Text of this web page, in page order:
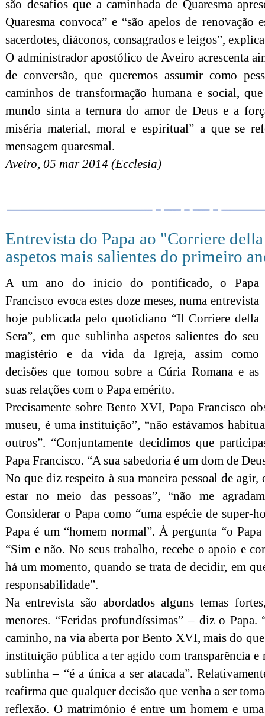
são desafios que a caminhada de Quaresma
Quaresma convoca” e “são apelos de renovação
sacerdotes, diáconos, consagrados e leigos”,
O administrador apostólico de Aveiro acrescenta
de conversão, que queremos assumir como
caminhos de transformação humana e social,
mundo sinta a ternura do amor de Deus e a
miséria material, moral e espiritual” a que se
mensagem quaresmal.
Aveiro, 05 mar 2014 (Ecclesia)
Entrevista do Papa ao "Corriere
aspetos mais salientes do primeiro
A um ano do início do pontificado, o Papa
Francisco evoca estes doze meses, numa entrevista
hoje publicada pelo quotidiano “Il Corriere della
Sera”, em que sublinha aspetos salientes do seu
magistério e da vida da Igreja, assim como
decisões que tomou sobre a Cúria Romana e as
suas relações com o Papa emérito.
Precisamente sobre Bento XVI, Papa Francisco
museu, é uma instituição”, “não estávamos
outros”. “Conjuntamente decidimos que
Papa Francisco. “A sua sabedoria é um dom de
No que diz respeito à sua maneira pessoal de agir,
estar no meio das pessoas”, “não me
Considerar o Papa como “uma espécie de super-
Papa é um “homem normal”. À pergunta “o
“Sim e não. No seus trabalho, recebe o apoio e
há um momento, quando se trata de decidir, em
responsabilidade”.
Na entrevista são abordados alguns temas
menores. “Feridas profundíssimas” – diz o
caminho, na via aberta por Bento XVI, mais do
instituição pública a ter agido com transparência e
sublinha – “é a única a ser atacada”.
reafirma que qualquer decisão que venha a ser
reflexão. O matrimónio é entre um homem e